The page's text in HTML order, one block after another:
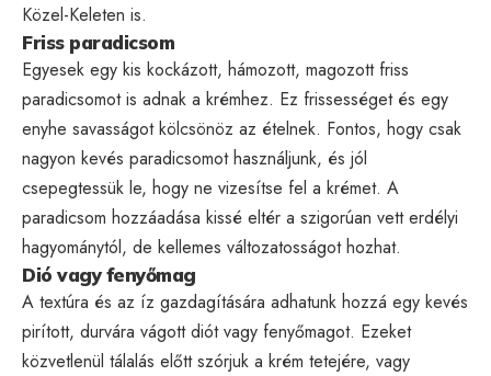
Közel-Keleten is.
Friss paradicsom
Egyesek egy kis kockázott, hámozott, magozott friss
paradicsomot is adnak a krémhez. Ez frissességet és egy
enyhe savasságot kölcsönöz az ételnek. Fontos, hogy csak
nagyon kevés paradicsomot használjunk, és jól
csepegtessük le, hogy ne vizesítse fel a krémet. A
paradicsom hozzáadása kissé eltér a szigorúan vett erdélyi
hagyománytól, de kellemes változatosságot hozhat.
Dió vagy fenyőmag
A textúra és az íz gazdagítására adhatunk hozzá egy kevés
pirított, durvára vágott diót vagy fenyőmagot. Ezeket
közvetlenül tálalás előtt szórjuk a krém tetejére, vagy